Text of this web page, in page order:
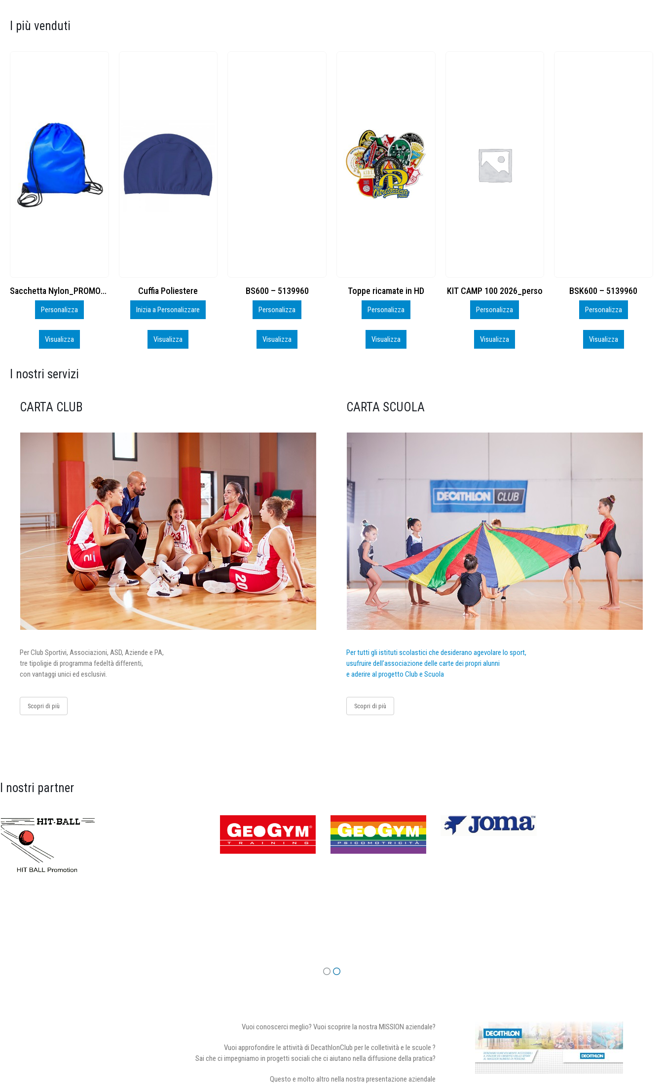
I più venduti
Cuffia Poliestere
Inizia a Personalizzare
Visualizza
BS600 – 5139960
Personalizza
Visualizza
Toppe ricamate in HD
Personalizza
Visualizza
KIT CAMP 100 2026_perso
Personalizza
Visualizza
BSK600 – 5139960
Personalizza
Visualizza
DTF
Personalizza
Visualizza
I nostri servizi
CARTA CLUB
Per Club Sportivi, Associazioni, ASD, Aziende e PA,
tre tipoligie di programma fedeltà differenti,
con vantaggi unici ed esclusivi.
Scopri di più
CARTA SCUOLA
Per tutti gli istituti scolastici che desiderano agevolare lo sport,
usufruire dell’associazione delle carte dei propri alunni
e aderire al progetto Club e Scuola
Scopri di più
I nostri partner
Vuoi conoscerci meglio? Vuoi scoprire la nostra MISSION aziendale?
Vuoi approfondire le attività di DecathlonClub per le colletività e le scuole ?
Sai che ci impegniamo in progetti sociali che ci aiutano nella diffusione della pratica?
Questo e molto altro nella nostra presentazione aziendale